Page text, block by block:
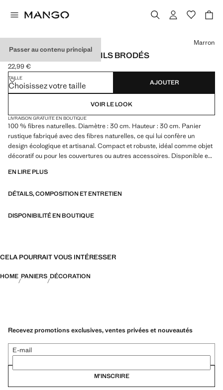
Passer au contenu principal
GRAND PANIER À DÉTAILS BRODÉS
Prix actuel [22,99 € ]
22,99 €
Choisissez une couleur
Marron
TAILLE
Choisissez votre taille AJOUTER
VOIR LE LOOK
LIVRAISON GRATUITE EN BOUTIQUE
100 % fibres naturelles. Diamètre : 30 cm. Hauteur : 30 cm. Panier
rustique fabriqué avec des fibres naturelles, ce qui lui confère un
design écologique et artisanal. Compact et robuste, idéal comme objet
décoratif ou pour les couvertures ou autres accessoires. Disponible en
EN LIRE PLUS
DÉTAILS, COMPOSITION ET ENTRETIEN
DISPONIBILITÉ EN BOUTIQUE
CELA POURRAIT VOUS INTÉRESSER
HOME PANIERS DÉCORATION
Recevez promotions exclusives, ventes privées et nouveautés
E-mail
M’INSCRIRE